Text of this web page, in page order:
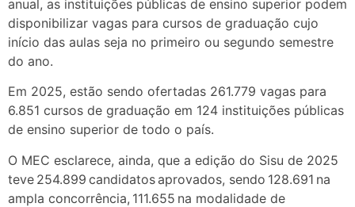
anual, as instituições públicas de ensino superior podem
disponibilizar vagas para cursos de graduação cujo
início das aulas seja no primeiro ou segundo semestre
do ano.
Em 2025, estão sendo ofertadas 261.779 vagas para
6.851 cursos de graduação em 124 instituições públicas
de ensino superior de todo o país.
O MEC esclarece, ainda, que a edição do Sisu de 2025
teve 254.899 candidatos aprovados, sendo 128.691 na
ampla concorrência, 111.655 na modalidade de